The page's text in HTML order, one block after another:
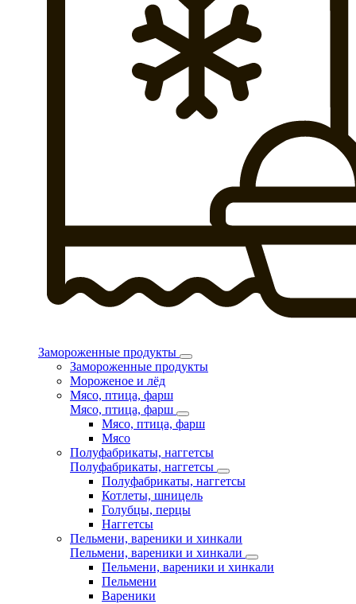
Замороженные продукты
Замороженные продукты
Мороженое и лёд
Мясо, птица, фарш
Мясо, птица, фарш
Мясо, птица, фарш
Мясо
Полуфабрикаты, наггетсы
Полуфабрикаты, наггетсы
Полуфабрикаты, наггетсы
Котлеты, шницель
Голубцы, перцы
Наггетсы
Пельмени, вареники и хинкали
Пельмени, вареники и хинкали
Пельмени, вареники и хинкали
Пельмени
Вареники